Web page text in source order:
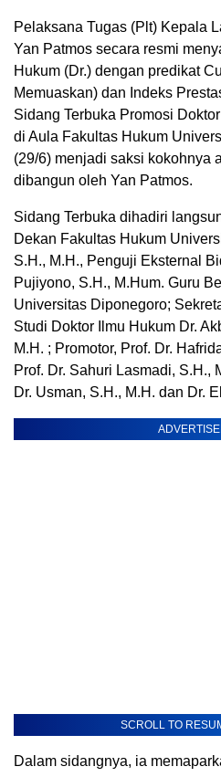
Pelaksana Tugas (Plt) Kepala
Yan Patmos secara resmi
Hukum (Dr.) dengan predikat
Memuaskan) dan Indeks
Sidang Terbuka Promosi
di Aula Fakultas Hukum
(29/6) menjadi saksi kokohnya
dibangun oleh Yan Patmos.
Sidang Terbuka dihadiri
Dekan Fakultas Hukum
S.H., M.H., Penguji Eksternal
Pujiyono, S.H., M.Hum. Guru
Universitas Diponegoro;
Studi Doktor Ilmu Hukum Dr.
M.H. ; Promotor, Prof. Dr.
Prof. Dr. Sahuri Lasmadi, S.H.,
Dr. Usman, S.H., M.H. dan Dr.
SCROLL TO
Dalam sidangnya, ia